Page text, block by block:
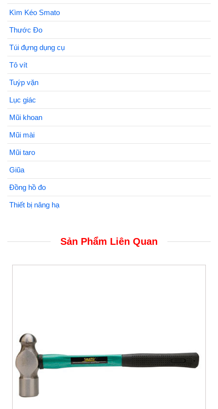
Kìm Kéo Smato
Thước Đo
Túi đựng dụng cụ
Tô vít
Tuýp vặn
Lục giác
Mũi khoan
Mũi mài
Mũi taro
Giũa
Đồng hồ đo
Thiết bị nâng hạ
Sản Phẩm Liên Quan